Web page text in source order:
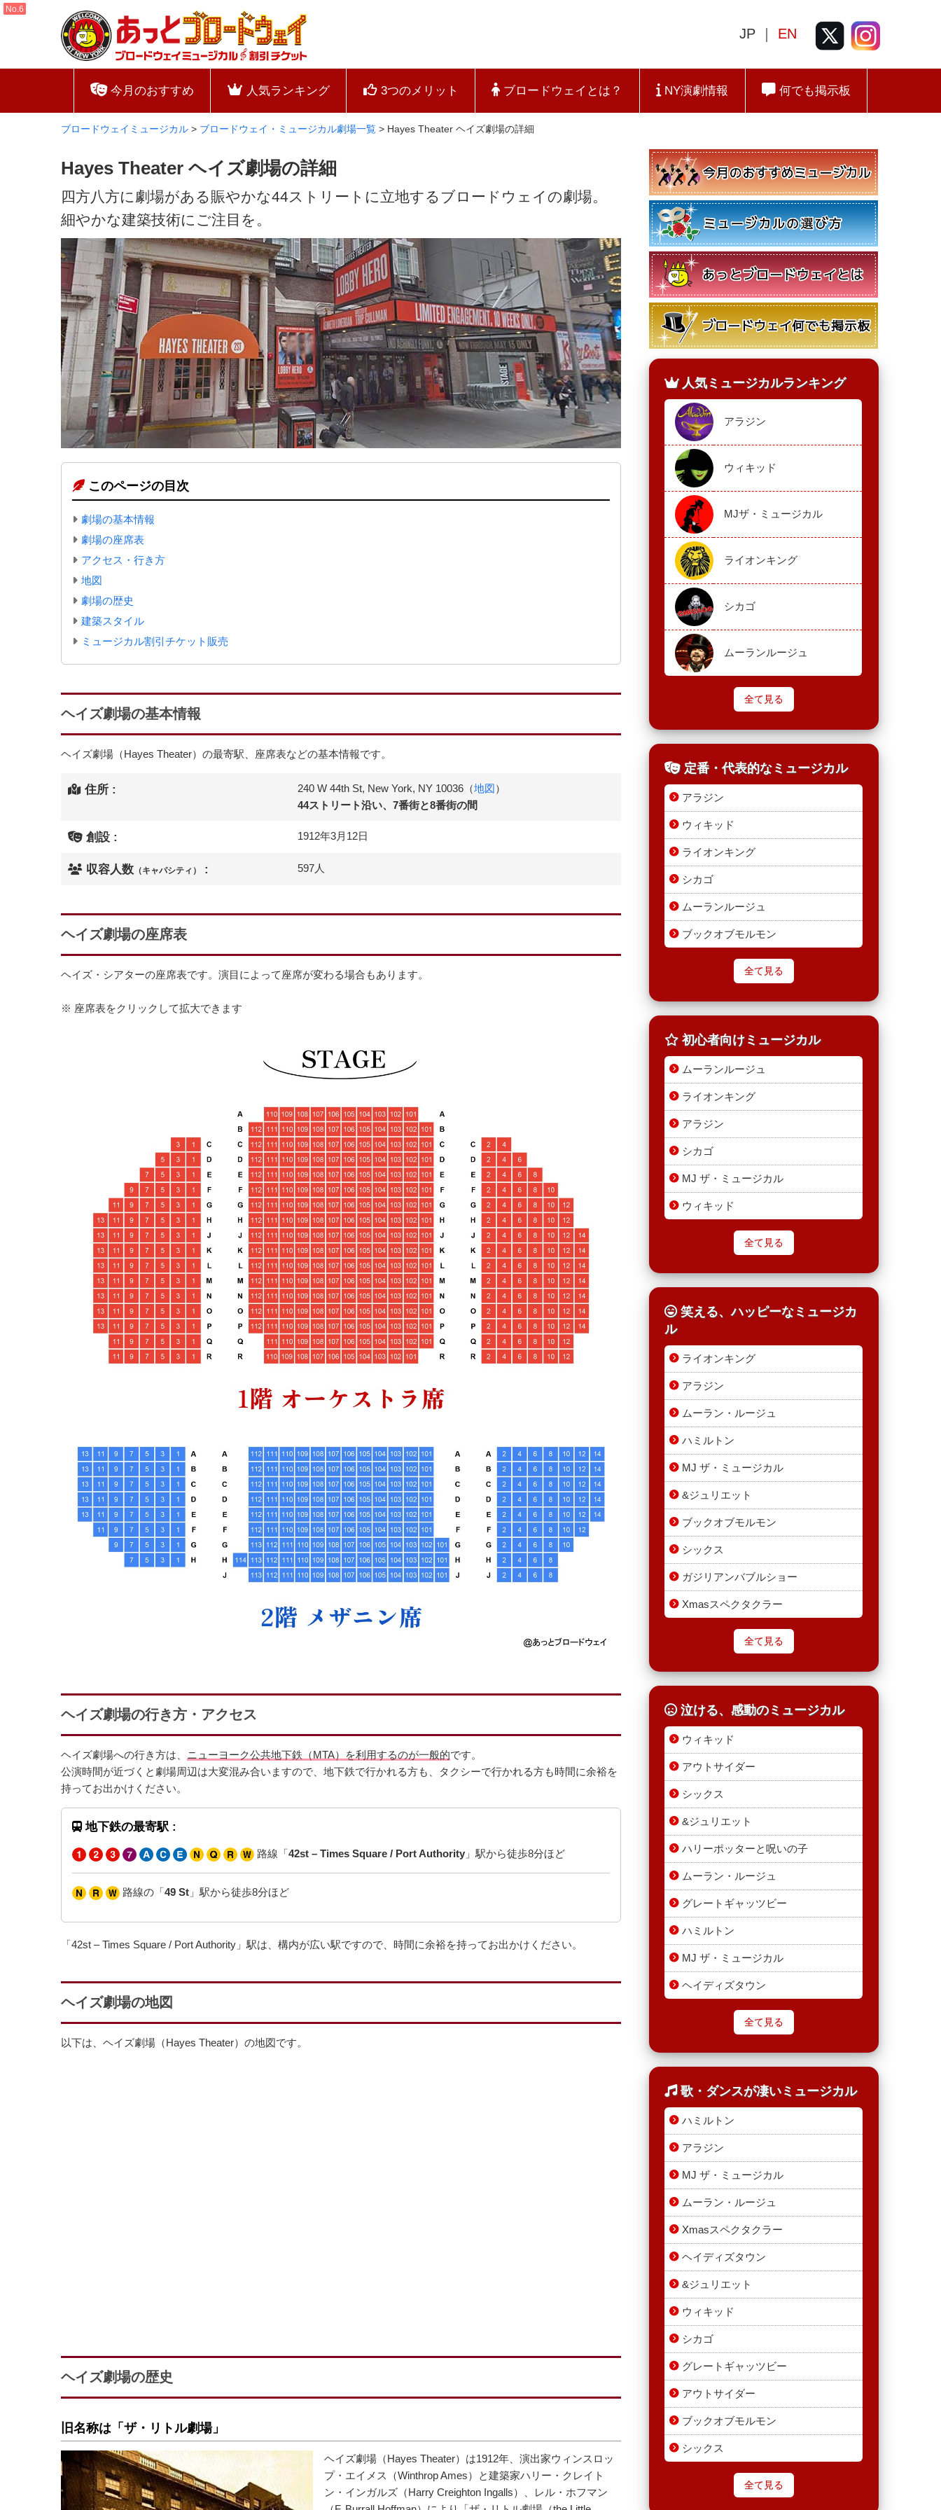
JP ｜ EN
今月のおすすめ 人気ランキング 3つのメリット ブロードウェイとは？ NY演劇情報 何でも掲示板
ブロードウェイミュージカル > ブロードウェイ・ミュージカル劇場一覧 > Hayes Theater ヘイズ劇場の詳細
Hayes Theater ヘイズ劇場の詳細
四方八方に劇場がある賑やかな44ストリートに立地するブロードウェイの劇場。
細やかな建築技術にご注目を。
このページの目次
劇場の基本情報
劇場の座席表
アクセス・行き方
地図
劇場の歴史
建築スタイル
ミュージカル割引チケット販売
ヘイズ劇場の基本情報
ヘイズ劇場（Hayes Theater）の最寄駅、座席表などの基本情報です。
住所 : 240 W 44th St, New York, NY 10036（地図 ）
44ストリート沿い、7番街と8番街の間
創設 : 1912年3月12日
収容人数 （キャパシティ） : 597人
ヘイズ劇場の座席表
ヘイズ・シアターの座席表です。演目によって座席が変わる場合もあります。
※ 座席表をクリックして拡大できます
ヘイズ劇場の行き方・アクセス
ヘイズ劇場への行き方は、 ニューヨーク公共地下鉄（MTA）を利用するのが一般的です。
公演時間が近づくと劇場周辺は大変混み合いますので、地下鉄で行かれる方も、タクシーで行かれる方も時間に余裕を
持ってお出かけください。
地下鉄の最寄駅 :
路線「42st – Times Square / Port Authority 」駅から徒歩8分ほど
路線の「49 St 」駅から徒歩8分ほど
「42st – Times Square / Port Authority」駅は、構内が広い駅ですので、時間に余裕を持ってお出かけください。
ヘイズ劇場の地図
以下は、ヘイズ劇場（Hayes Theater）の地図です。
ヘイズ劇場の歴史
旧名称は「ザ・リトル劇場」
ヘイズ劇場（Hayes Theater）は1912年、演出家ウィンスロッ
プ・エイメス（Winthrop Ames）と建築家ハリー・クレイト
ン・インガルズ（Harry Creighton Ingalls）、レル・ホフマン
人気ミュージカルランキング
アラジン
ウィキッド
MJザ・ミュージカル
ライオンキング
シカゴ
ムーランルージュ
全て見る
定番・代表的なミュージカル
アラジン
ウィキッド
ライオンキング
シカゴ
ムーランルージュ
ブックオブモルモン
全て見る
初心者向けミュージカル
ムーランルージュ
ライオンキング
アラジン
シカゴ
MJ ザ・ミュージカル
ウィキッド
全て見る
笑える、ハッピーなミュージカ
ル
ライオンキング
アラジン
ムーラン・ルージュ
ハミルトン
MJ ザ・ミュージカル
&ジュリエット
ブックオブモルモン
シックス
ガジリアンバブルショー
Xmasスペクタクラー
全て見る
泣ける、感動のミュージカル
ウィキッド
アウトサイダー
シックス
&ジュリエット
ハリーポッターと呪いの子
ムーラン・ルージュ
グレートギャッツビー
ハミルトン
MJ ザ・ミュージカル
ヘイディズタウン
全て見る
歌・ダンスが凄いミュージカル
ハミルトン
アラジン
MJ ザ・ミュージカル
ムーラン・ルージュ
Xmasスペクタクラー
ヘイディズタウン
&ジュリエット
ウィキッド
シカゴ
グレートギャッツビー
アウトサイダー
ブックオブモルモン
シックス
全て見る